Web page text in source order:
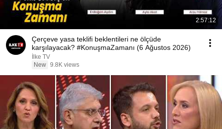
2:57:12
Çerçeve yasa teklifi beklentileri ne ölçüde
karşılayacak? #KonuşmaZamanı (6 Ağustos 2026)
İlke TV
New 9.8K views